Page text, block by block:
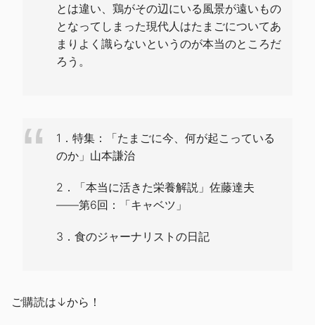
とは違い、鶏がその辺にいる風景が遠いもの
となってしまった現代人はたまごについてあ
まりよく識らないというのが本当のところだ
ろう。
1．特集：「たまごに今、何が起こっている
のか」山本謙治
2．「本当に活きた栄養解説」佐藤達夫
――第6回：「キャベツ」
3．食のジャーナリストの日記
ご購読は↓から！